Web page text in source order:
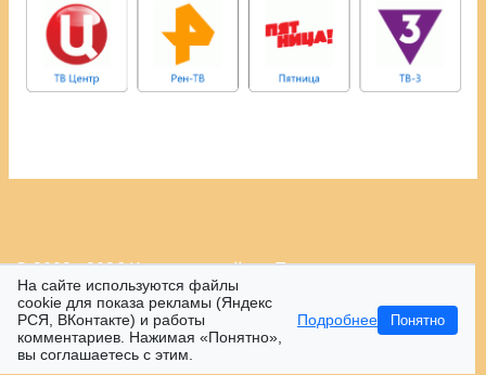
© 2009 - 2026 Контрастный.ру.Политика
конфиденциальности.
16+
На сайте используются файлы
cookie для показа рекламы (Яндекс
РСЯ, ВКонтакте) и работы
комментариев. Нажимая «Понятно»,
вы соглашаетесь с этим.
Подробнее Понятно